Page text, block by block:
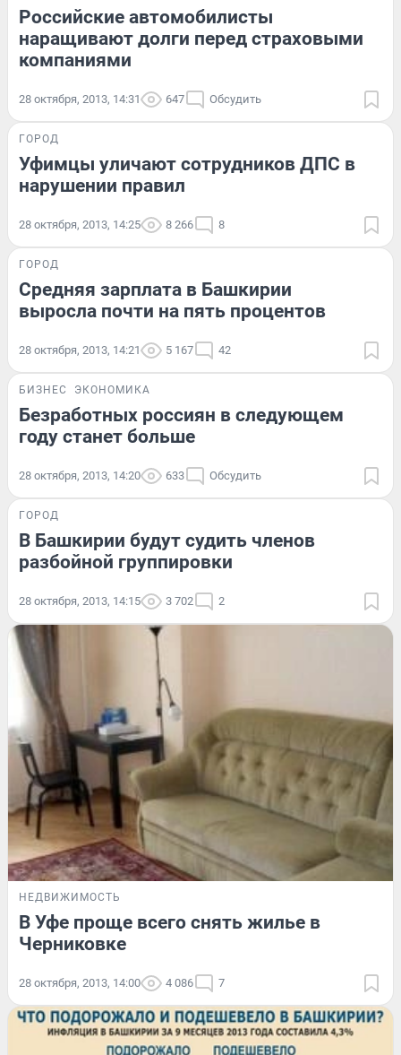
Российские автомобилисты
наращивают долги перед страховыми
компаниями
28 октября, 2013, 14:31 647 Обсудить
ГОРОД
Уфимцы уличают сотрудников ДПС в
нарушении правил
28 октября, 2013, 14:25 8 266 8
ГОРОД
Средняя зарплата в Башкирии
выросла почти на пять процентов
28 октября, 2013, 14:21 5 167 42
БИЗНЕС ЭКОНОМИКА
Безработных россиян в следующем
году станет больше
28 октября, 2013, 14:20 633 Обсудить
ГОРОД
В Башкирии будут судить членов
разбойной группировки
28 октября, 2013, 14:15 3 702 2
НЕДВИЖИМОСТЬ
В Уфе проще всего снять жилье в
Черниковке
28 октября, 2013, 14:00 4 086 7